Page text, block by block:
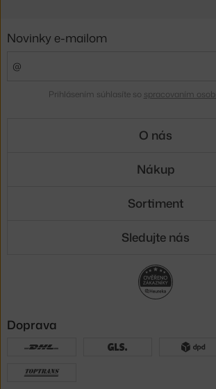
Novinky e-mailom
Prihlásením súhlasíte so spracovaním
O nás
Nákup
Sortiment
Sledujte nás
Doprava